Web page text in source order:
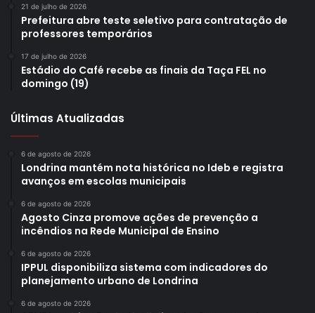
21 de julho de 2026
Prefeitura abre teste seletivo para contratação de
professores temporários
17 de julho de 2026
Estádio do Café recebe as finais da Taça FEL no
domingo (19)
Últimas Atualizadas
6 de agosto de 2026
Londrina mantém nota histórica no Ideb e registra
avanços em escolas municipais
6 de agosto de 2026
Agosto Cinza promove ações de prevenção a
incêndios na Rede Municipal de Ensino
6 de agosto de 2026
IPPUL disponibiliza sistema com indicadores do
planejamento urbano de Londrina
6 de agosto de 2026